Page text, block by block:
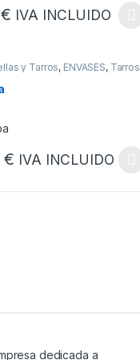
€Rango de
IVA INCLUIDO
variantes. Las
y Tarros, ENVASES, Tarros
€Rango de
IVA INCLUIDO
variantes. Las
dedicada a